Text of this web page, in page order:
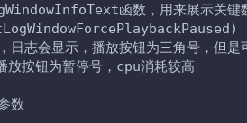
函数，用来展示关键
志会显示，播放按钮为三角号，但是
按钮为暂停号，cpu消耗较高
数